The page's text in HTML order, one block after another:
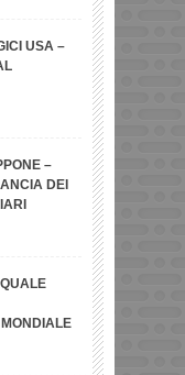
USA –
–
DEI